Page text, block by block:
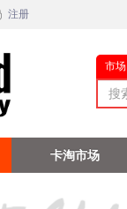
注册
市场
卡淘市场